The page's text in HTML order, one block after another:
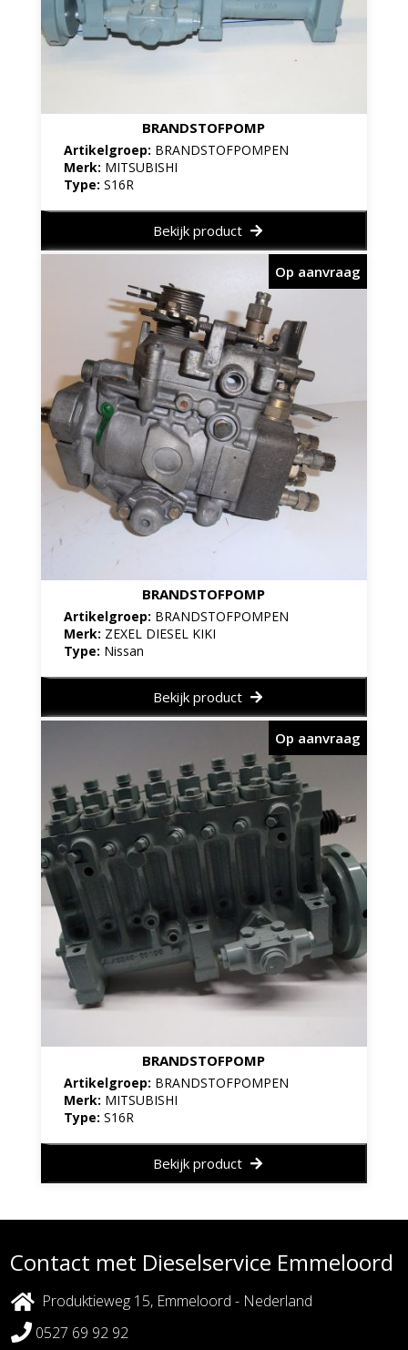
BRANDSTOFPOMP
Artikelgroep: BRANDSTOFPOMPEN
Merk: MITSUBISHI
Type: S16R
Bekijk product
BRANDSTOFPOMP
Artikelgroep: BRANDSTOFPOMPEN
Merk: ZEXEL DIESEL KIKI
Type: Nissan
Op aanvraag
Bekijk product
BRANDSTOFPOMP
Artikelgroep: BRANDSTOFPOMPEN
Merk: MITSUBISHI
Type: S16R
Op aanvraag
Bekijk product
Contact met Dieselservice Emmeloord
Produktieweg 15, Emmeloord - Nederland
0527 69 92 92